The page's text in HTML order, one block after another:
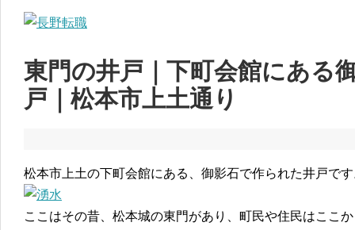
東門の井戸｜下町会館にある
戸｜松本市上土通り
松本市上土の下町会館にある、御影石で作られた井戸で
ここはその昔、松本城の東門があり、町民や住民はここ